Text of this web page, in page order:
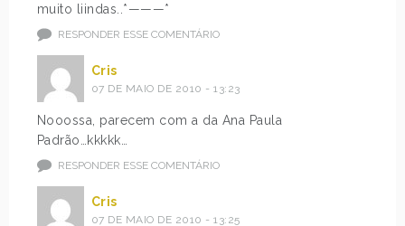
muito liindas..*———*
RESPONDER ESSE COMENTÁRIO
Cris
07 DE MAIO DE 2010 - 13:23
Nooossa, parecem com a da Ana Paula
Padrão…kkkkk…
RESPONDER ESSE COMENTÁRIO
Cris
07 DE MAIO DE 2010 - 13:25